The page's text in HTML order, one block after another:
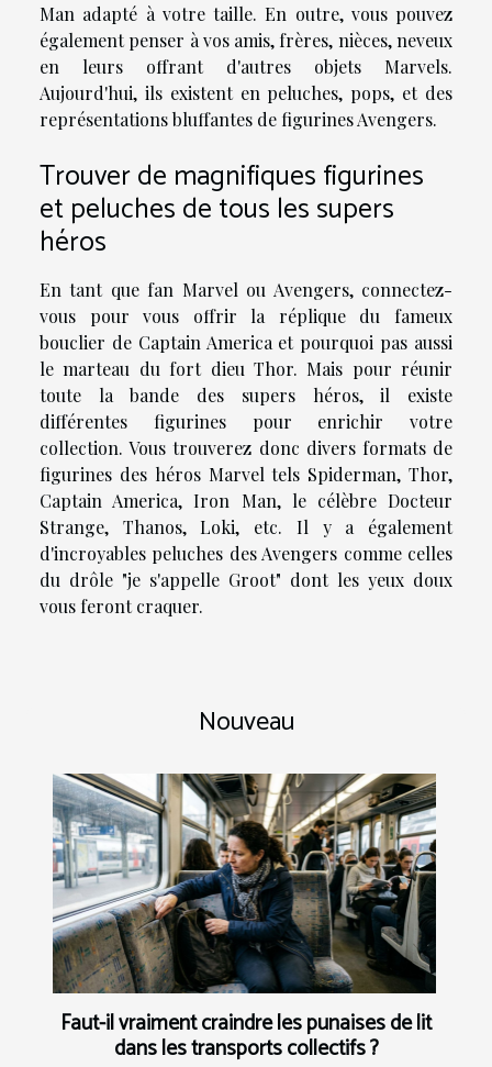
Man adapté à votre taille. En outre, vous pouvez
également penser à vos amis, frères, nièces, neveux
en leurs offrant d'autres objets Marvels.
Aujourd'hui, ils existent en peluches, pops, et des
représentations bluffantes de figurines Avengers.
Trouver de magnifiques figurines
et peluches de tous les supers
héros
En tant que fan Marvel ou Avengers, connectez-
vous pour vous offrir la réplique du fameux
bouclier de Captain America et pourquoi pas aussi
le marteau du fort dieu Thor. Mais pour réunir
toute la bande des supers héros, il existe
différentes figurines pour enrichir votre
collection. Vous trouverez donc divers formats de
figurines des héros Marvel tels Spiderman, Thor,
Captain America, Iron Man, le célèbre Docteur
Strange, Thanos, Loki, etc. Il y a également
d'incroyables peluches des Avengers comme celles
du drôle "je s'appelle Groot" dont les yeux doux
vous feront craquer.
Nouveau
Faut-il vraiment craindre les punaises de lit
dans les transports collectifs ?